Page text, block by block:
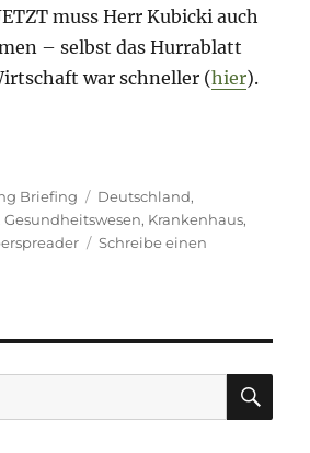
muss Herr Kubicki auch
– selbst das Hurrablatt
war schneller (hier).
– 23. April 2020 –
Briefing Schlagwörter
Deutschland,
,Gesundheitswesen, Krankenhaus,
Schreibe einen